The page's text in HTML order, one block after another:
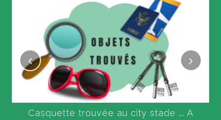
Casquette trouvée au city stade …. A